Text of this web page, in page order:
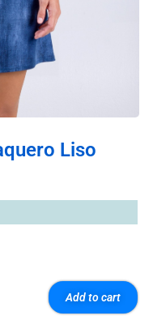
Liso
Add to cart